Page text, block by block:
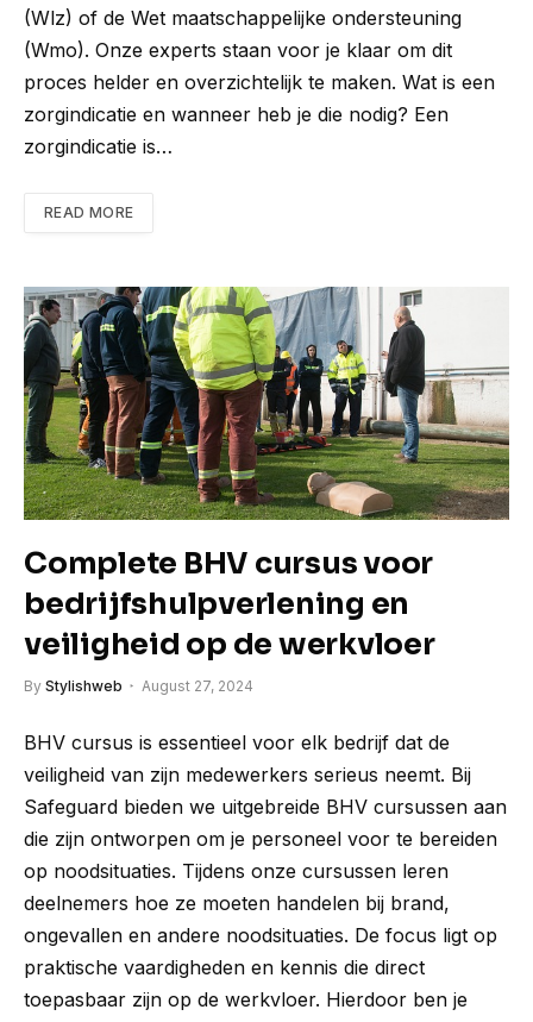
(Wlz) of de Wet maatschappelijke ondersteuning
(Wmo). Onze experts staan voor je klaar om dit
proces helder en overzichtelijk te maken. Wat is een
zorgindicatie en wanneer heb je die nodig? Een
zorgindicatie is…
READ MORE
Complete BHV cursus voor
bedrijfshulpverlening en
veiligheid op de werkvloer
By Stylishweb August 27, 2024
BHV cursus is essentieel voor elk bedrijf dat de
veiligheid van zijn medewerkers serieus neemt. Bij
Safeguard bieden we uitgebreide BHV cursussen aan
die zijn ontworpen om je personeel voor te bereiden
op noodsituaties. Tijdens onze cursussen leren
deelnemers hoe ze moeten handelen bij brand,
ongevallen en andere noodsituaties. De focus ligt op
praktische vaardigheden en kennis die direct
toepasbaar zijn op de werkvloer. Hierdoor ben je